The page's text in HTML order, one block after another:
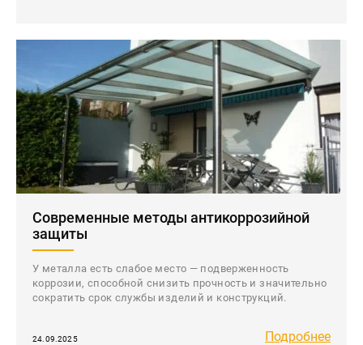
Современные методы антикоррозийной
защиты
У металла есть слабое место — подверженность
коррозии, способной снизить прочность и значительно
сократить срок службы изделий и конструкций.
24.09.2025 Подробнее